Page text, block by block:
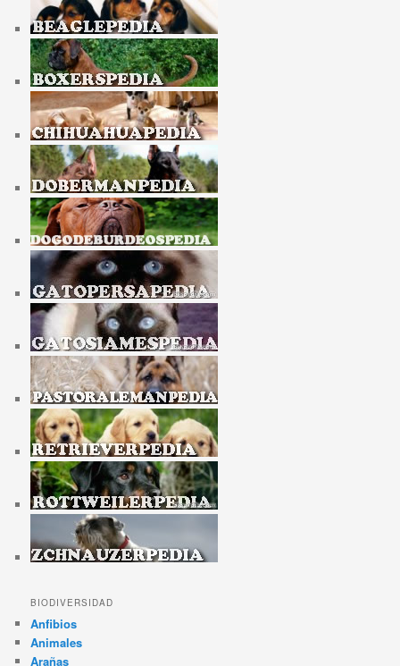
BIODIVERSIDAD
Anfibios
Animales
Arañas